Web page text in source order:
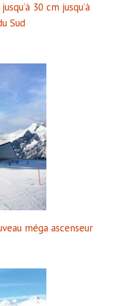
30 cm jusqu’à
Sud
méga ascenseur